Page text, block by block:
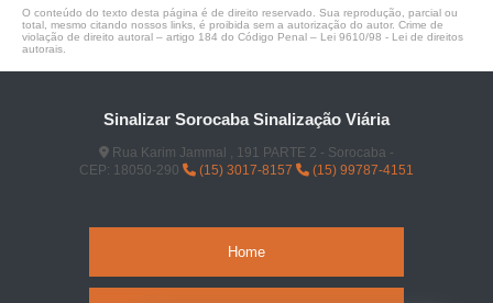
O conteúdo do texto desta página é de direito reservado. Sua reprodução, parcial ou
total, mesmo citando nossos links, é proibida sem a autorização do autor. Crime de
violação de direito autoral – artigo 184 do Código Penal – Lei 9610/98 - Lei de direitos
autorais
Sinalizar Sorocaba Sinalização Viária
Rua Karim Jammal , 191 PARTE 2 - Sorocaba -
CEP: 18050-290
(15) 3017-8157 (15) 99787-4151
Home